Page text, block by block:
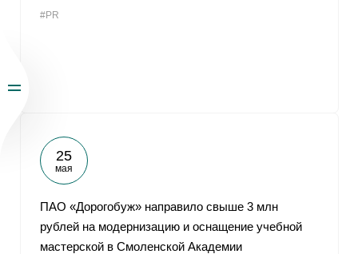
#PR
25
мая
ПАО «Дорогобуж» направило свыше 3 млн
рублей на модернизацию и оснащение учебной
мастерской в Смоленской Академии